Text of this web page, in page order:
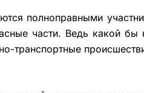
полноправными
части. Ведь какой бы
транспортные